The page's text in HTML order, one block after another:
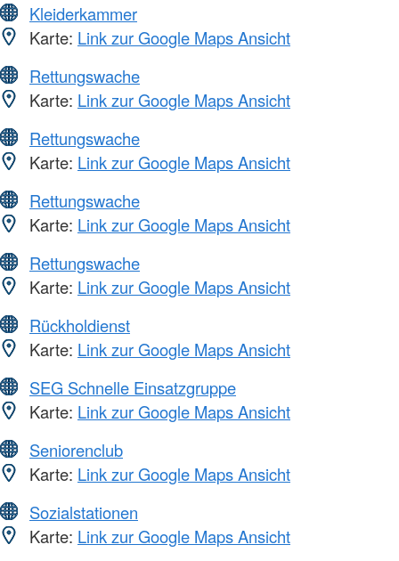
Kleiderkammer
Karte: Link zur Google Maps Ansicht
Rettungswache
Karte: Link zur Google Maps Ansicht
Rettungswache
Karte: Link zur Google Maps Ansicht
Rettungswache
Karte: Link zur Google Maps Ansicht
Rettungswache
Karte: Link zur Google Maps Ansicht
Rückholdienst
Karte: Link zur Google Maps Ansicht
SEG Schnelle Einsatzgruppe
Karte: Link zur Google Maps Ansicht
Seniorenclub
Karte: Link zur Google Maps Ansicht
Sozialstationen
Karte: Link zur Google Maps Ansicht